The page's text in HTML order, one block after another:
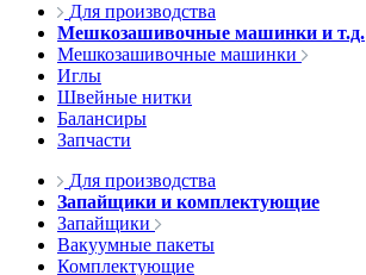
Для производства
Мешкозашивочные машинки и т.д.
Мешкозашивочные машинки
Иглы
Швейные нитки
Балансиры
Запчасти
Для производства
Запайщики и комплектующие
Запайщики
Вакуумные пакеты
Комплектующие